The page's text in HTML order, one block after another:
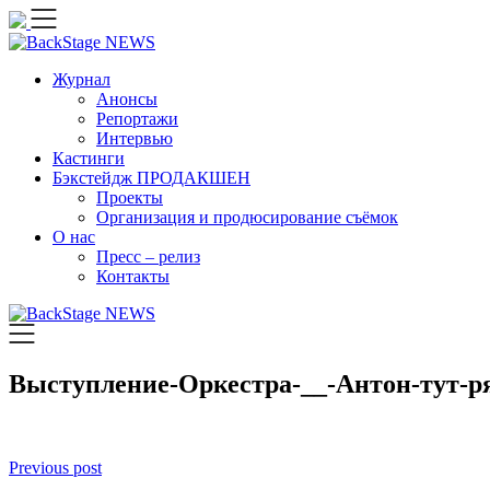
Skip
to
content
Журнал
Анонсы
Репортажи
Интервью
Кастинги
Бэкстейдж ПРОДАКШЕН
Проекты
Организация и продюсирование съёмок
О нас
Пресс – релиз
Контакты
Выступление-Оркестра-__-Антон-тут-
Навигация
Previous post